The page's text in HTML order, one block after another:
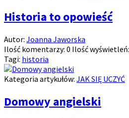
Historia to opowieść
Autor: Joanna Jaworska
Ilość komentarzy: 0 Ilość wyświetleń:
Tagi: historia
Kategoria artykułów: JAK SIĘ UCZYĆ
Domowy angielski